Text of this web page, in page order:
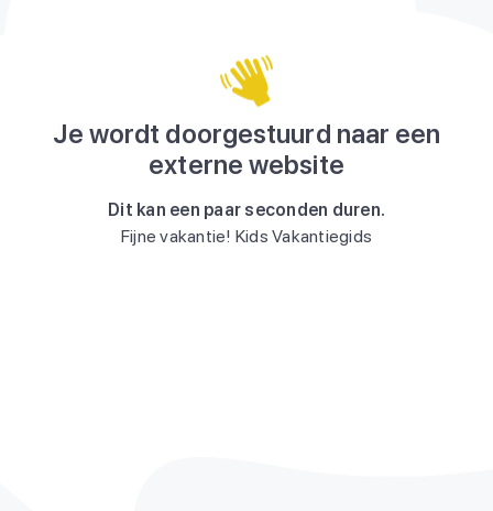
Je wordt doorgestuurd naar een
externe website
Dit kan een paar seconden duren.
Fijne vakantie! Kids Vakantiegids